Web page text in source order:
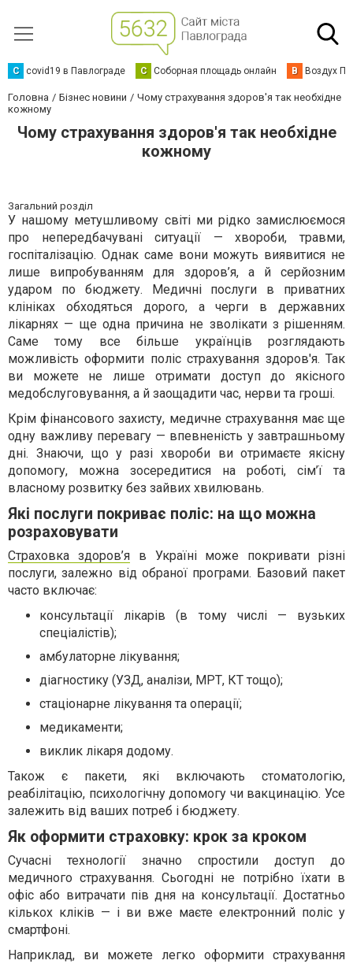
C covid19 в Павлограде С Соборная площадь онлайн В Воздух
Головна Бізнес новини
Чому страхування здоров'я так необхідне
кожному
Чому страхування здоров'я так необхідне
кожному
Загальний розділ
У нашому метушливому світі ми рідко замислюємося
про непередбачувані ситуації — хвороби, травми,
госпіталізацію. Однак саме вони можуть виявитися не
лише випробуванням для здоров’я, а й серйозним
ударом по бюджету. Медичні послуги в приватних
клініках обходяться дорого, а черги в державних
лікарнях — ще одна причина не зволікати з рішенням.
Саме тому все більше українців розглядають
можливість оформити поліс страхування здоров'я. Так
ви можете не лише отримати доступ до якісного
медобслуговування, а й заощадити час, нерви та гроші.
Крім фінансового захисту, медичне страхування має ще
одну важливу перевагу — впевненість у завтрашньому
дні. Знаючи, що у разі хвороби ви отримаєте якісну
допомогу, можна зосередитися на роботі, сім’ї та
власному розвитку без зайвих хвилювань.
Які послуги покриває поліс: на що можна
розраховувати
Страховка здоров’яв Україні може покривати різні
послуги, залежно від обраної програми. Базовий пакет
часто включає:
консультації лікарів (в тому числі — вузьких
спеціалістів);
амбулаторне лікування;
діагностику (УЗД, аналізи, МРТ, КТ тощо);
стаціонарне лікування та операції;
медикаменти;
виклик лікаря додому.
Також є пакети, які включають стоматологію,
реабілітацію, психологічну допомогу чи вакцинацію. Усе
залежить від ваших потреб і бюджету.
Як оформити страховку: крок за кроком
Сучасні технології значно спростили доступ до
медичного страхування. Сьогодні не потрібно їхати в
офіс або витрачати пів дня на консультації. Достатньо
кількох кліків — і ви вже маєте електронний поліс у
смартфоні.
Наприклад, ви можете легко оформити страхування